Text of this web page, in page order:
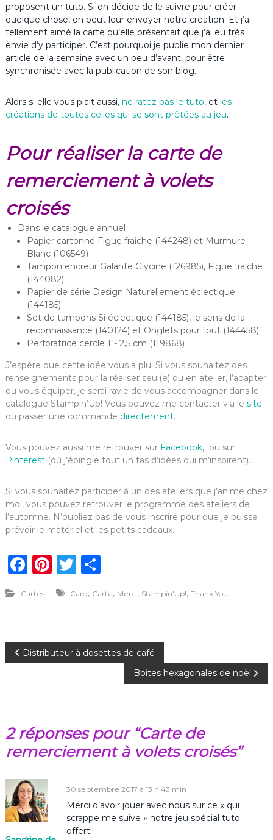
proposent un tuto. Si on décide de le suivre pour créer
quelque chose, on peut leur envoyer notre création. Et j’ai
tellement aimé la carte qu’elle présentait que j’ai eu très
envie d’y participer. C’est pourquoi je publie mon dernier
article de la semaine avec un peu d’avant, pour être
synchronisée avec la publication de son blog.
Alors si elle vous plait aussi, ne ratez pas le tuto, et les
créations de toutes celles qui se sont prêtées au jeu.
Pour réaliser la carte de
remerciement à volets
croisés
Dans le catalogue annuel
Papier cartonné Figue fraiche (144248) et Murmure
Blanc (106549)
Tampon encreur Galante Glycine (126985), Figue fraiche
(144082)
Papier de série Design Naturellement éclectique
(144185)
Set de tampons Si éclectique (144185), le sens de la
reconnaissance (140124) et Onglets pour tout (144458)
Perforatrice cercle 1″- 2,5 cm (119868)
J’espère que cette idée vous a plu. Si vous souhaitez des
renseignements pour la réaliser seul(e) ou en atelier, l’adapter
ou vous équiper, je serai ravie de vous accompagner dans le
catalogue Stampin’Up! Vous pouvez me contacter via le site
ou passer une commande directement.
Vous pouvez aussi me retrouver sur Facebook, ou sur
Pinterest (où j’épingle tout un tas d’idées qui m’inspirent).
Si vous souhaitez participer à un des ateliers que j’anime chez
moi, vous pouvez retrouver le programme des ateliers de
l’automne. N’oubliez pas de vous inscrire pour que je puisse
prévoir le matériel et les petits cadeaux.
F
c
b
o
Pi
n
te
st
T
it
r
P
ta
er
Cartes Card, Carte, Merci, Stampin'Up!, Thank You
N
i
a
t
Distributeur à dosettes de café
Boites hexagonales de noël
2 réponses pour “Carte de
remerciement à volets croisés”
30 septembre 2017 à 13 h 43 min
Merci d’avoir jouer avec nous sur ce « qui
scrappe me suive » notre jeu spécial tuto
offert!!